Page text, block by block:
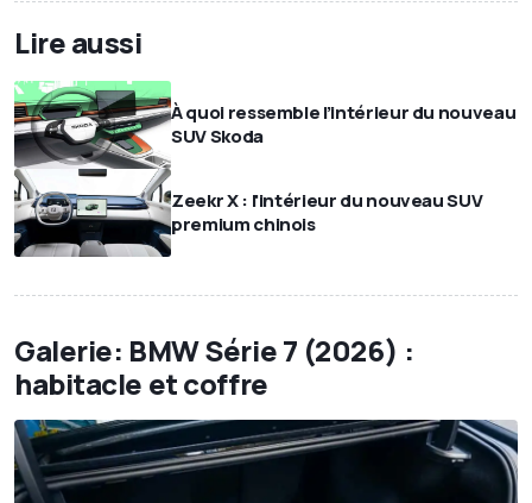
Lire aussi
À quoi ressemble l’intérieur du nouveau
SUV Skoda
Zeekr X : l'intérieur du nouveau SUV
premium chinois
Galerie: BMW Série 7 (2026) :
habitacle et coffre